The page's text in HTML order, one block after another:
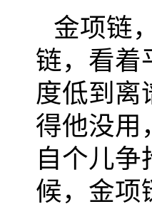
金项链
链，看着
度低到离
得他没用
自个儿
候，金项